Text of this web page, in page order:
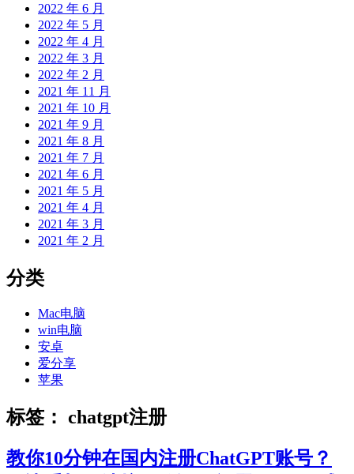
2022 年 6 月
2022 年 5 月
2022 年 4 月
2022 年 3 月
2022 年 2 月
2021 年 11 月
2021 年 10 月
2021 年 9 月
2021 年 8 月
2021 年 7 月
2021 年 6 月
2021 年 5 月
2021 年 4 月
2021 年 3 月
2021 年 2 月
分类
Mac电脑
win电脑
安卓
爱分享
苹果
标签： chatgpt注册
教你10分钟在国内注册ChatGPT账号？